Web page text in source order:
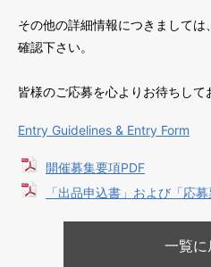
その他の詳細情報につきまして
確認下さい。
皆様のご応募を心よりお待ちして
Entry Guidelines & Entry Form
開催募集要項PDF
「出品申込書」および「応
一覧に